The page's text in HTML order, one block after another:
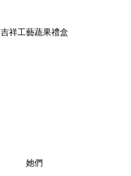
吉祥工藝蔬果禮盒
她們